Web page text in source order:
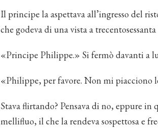
Il principe la aspettava all’ingresso del
che godeva di una vista a
«Principe Philippe.» Si fermò davanti a
«Philippe, per favore. Non mi piacciono
Stava flirtando? Pensava di no, eppure in
mellifluo, il che la rendeva sospettosa e